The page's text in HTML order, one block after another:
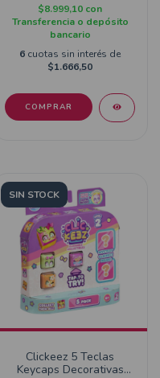
$8.999,10 con
Transferencia o depósito
bancario
6 cuotas sin interés de
$1.666,50
COMPRAR
SIN STOCK
Clickeez 5 Teclas
Keycaps Decorativas